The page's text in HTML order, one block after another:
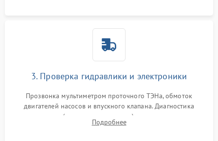
3. Проверка гидравлики и электроники
Прозвонка мультиметром проточного ТЭНа, обмоток
двигателей насосов и впускного клапана. Диагностика
прессостата (датчика уровня воды), датчика мутности,
концевика дверцы и электронного модуля управления.
Подробнее